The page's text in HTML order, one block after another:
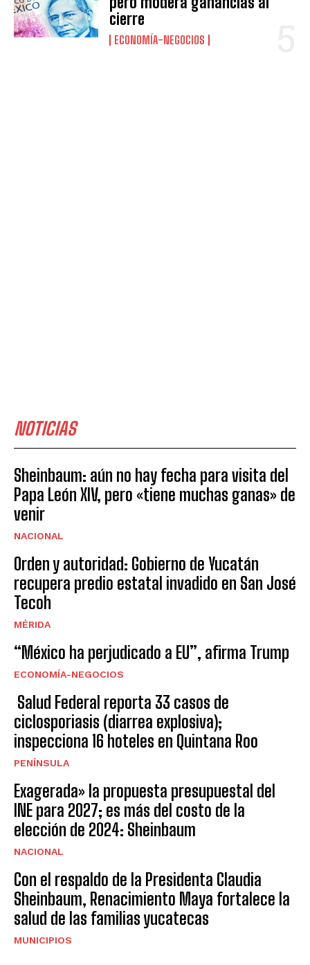
cierre
ECONOMÍA-NEGOCIOS
NOTICIAS
Sheinbaum: aún no hay fecha para visita del
Papa León XIV, pero «tiene muchas ganas» de
venir
NACIONAL
Orden y autoridad: Gobierno de Yucatán
recupera predio estatal invadido en San José
Tecoh
MÉRIDA
“México ha perjudicado a EU”, afirma Trump
ECONOMÍA-NEGOCIOS
Salud Federal reporta 33 casos de
ciclosporiasis (diarrea explosiva);
inspecciona 16 hoteles en Quintana Roo
PENÍNSULA
Exagerada» la propuesta presupuestal del
INE para 2027; es más del costo de la
elección de 2024: Sheinbaum
NACIONAL
Con el respaldo de la Presidenta Claudia
Sheinbaum, Renacimiento Maya fortalece la
salud de las familias yucatecas
MUNICIPIOS